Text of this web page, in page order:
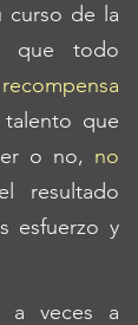
curso de la
que todo
recompensa
que
o no, no
resultado
esfuerzo y
a veces a